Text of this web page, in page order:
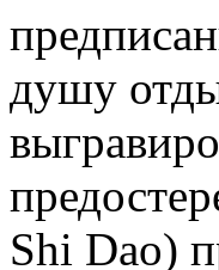
душу
Shi Dao)